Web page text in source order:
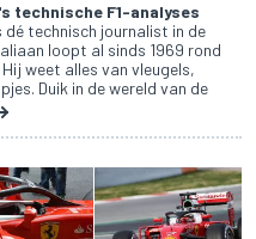
technische F1-analyses
dé technisch journalist in de
loopt al sinds 1969 rond
weet alles van vleugels,
Duik in de wereld van de